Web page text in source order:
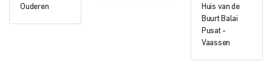
Ouderen
Huis van de
Buurt Balai
Pusat -
Vaassen